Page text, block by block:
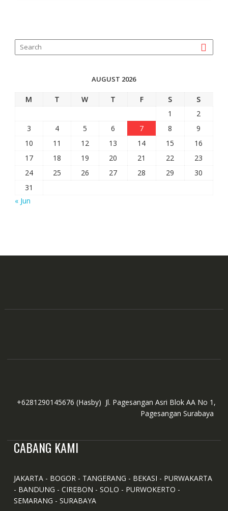
AUGUST 2026
M T W T F S
S
1
2
3
4 5 6 7 8
9
10
11 12 13 14 15
16
17
18 19 20 21 22
23
24
25 26 27 28 29
30
31
« Jun
+6281290145676 (Hasby) Jl. Pagesangan Asri Blok AA No 1,
Pagesangan Surabaya
CABANG KAMI
JAKARTA - BOGOR - TANGERANG - BEKASI - PURWAKARTA
- BANDUNG - CIREBON - SOLO - PURWOKERTO -
SEMARANG - SURABAYA